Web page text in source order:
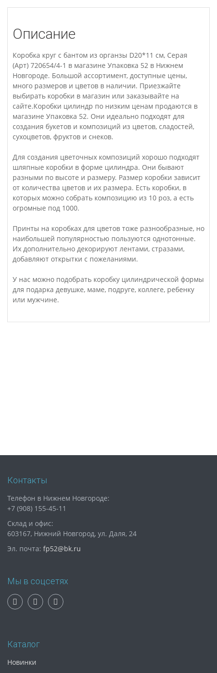
Описание
Коробка круг с бантом из органзы D20*11 см, Серая
(Арт) 720654/4-1 в магазине Упаковка 52 в Нижнем
Новгороде. Большой ассортимент, доступные цены,
много размеров и цветов в наличии. Приезжайте
выбирать коробки в магазин или заказывайте на
сайте.Коробки цилиндр по низким ценам продаются в
магазине Упаковка 52. Они идеально подходят для
создания букетов и композиций из цветов, сладостей,
сухоцветов, фруктов и снеков.
Для создания цветочных композиций хорошо подходят
шляпные коробки в форме цилиндра. Они бывают
разными по высоте и размеру. Размер коробки зависит
от количества цветов и их размера. Есть коробки, в
которых можно собрать композицию из 10 роз, а есть
огромные под 1000.
Принты на коробках для цветов тоже разнообразные, но
наибольшей популярностью пользуются однотонные.
Их дополнительно декорируют лентами, стразами,
добавляют открытки с пожеланиями.
У нас можно подобрать коробку цилиндрической формы
для подарка девушке, маме, подруге, коллеге, ребенку
или мужчине.
Контакты
Телефон в Нижнем Новгороде:
+7 (908) 155-45-11
Склад и офис:
603167, Нижний Новгород, ул. Даля, 24
Эл. почта: fp52@bk.ru
Мы в соцсетях
Каталог
Новинки